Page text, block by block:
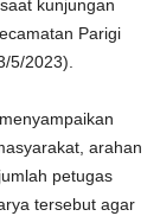
kunjungan
Parigi
5/2023).
arahan
petugas
tersebut agar